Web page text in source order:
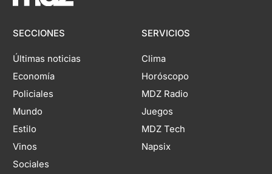
SECCIONES
Últimas noticias
Economía
Policiales
Mundo
Estilo
Vinos
Sociales
SERVICIOS
Clima
Horóscopo
MDZ Radio
Juegos
MDZ Tech
Napsix